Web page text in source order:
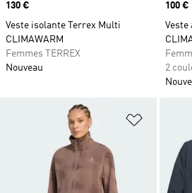
Prix
130 €
Veste isolante Terrex Multi
CLIMAWARM
Femmes TERREX
Nouveau
Prix
100 €
Veste
2
Ajouter